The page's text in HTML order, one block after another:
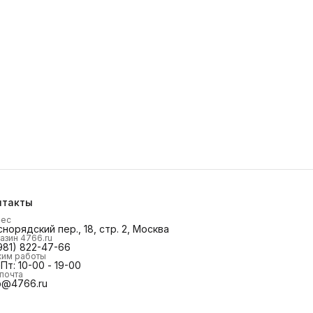
пер., 18, стр. 2, Москва
4766.ru
822-47-66
работы
10-00 - 19-00